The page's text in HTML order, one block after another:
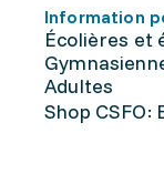
Information
Écolières et
Adultes
Shop